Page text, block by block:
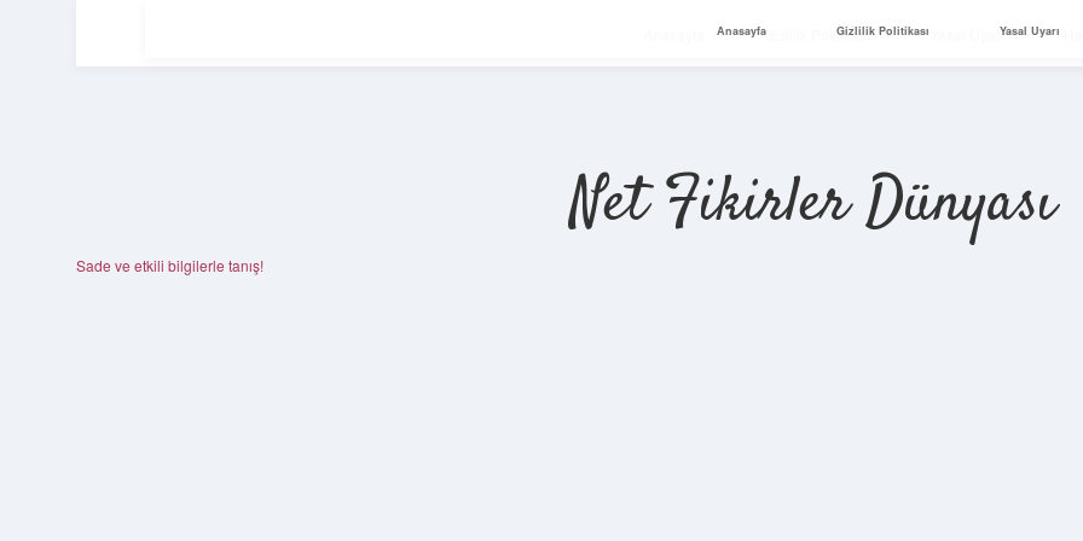
Gizlilik Politikası Yasal Uyarı
Net Fikirler Dünyası
Sade ve etkili bilgilerle tanış!
Anasayfa Gizlilik Politikası Yasal Uyarı